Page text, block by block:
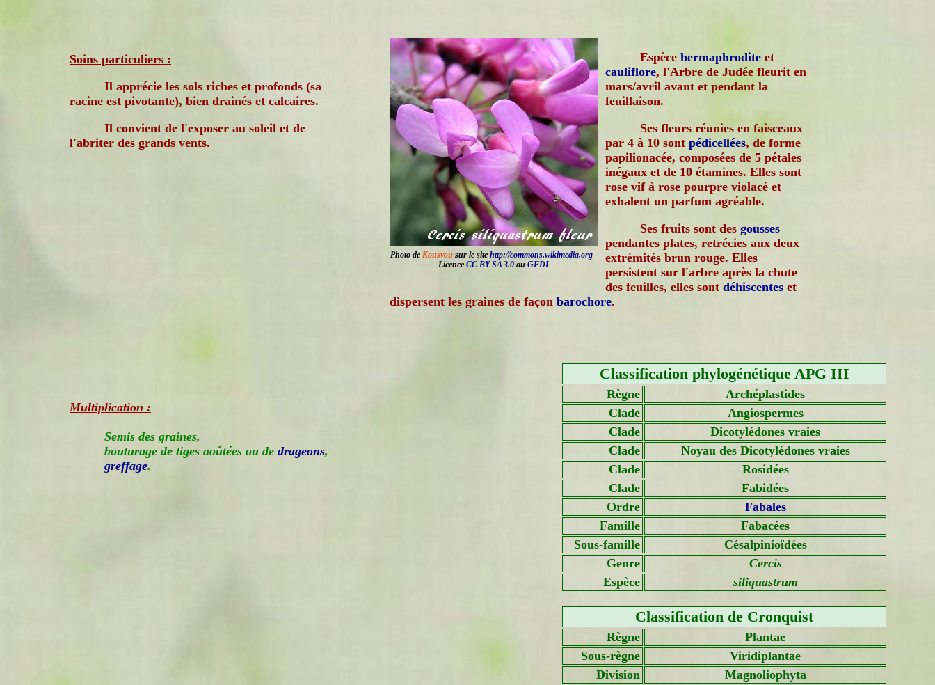
Soins particuliers :
Il apprécie les sols riches et profonds (sa
racine est pivotante), bien drainés et calcaires.
Il convient de l'exposer au soleil et de
l'abriter des grands vents.
Photo de Kousvou sur le site http://commons.wikimedia.org -
Licence CC BY-SA 3.0ou GFDL
Espèce hermaphrodite et
cauliflore, l'Arbre de Judée fleurit en
mars/avril avant et pendant la
feuillaison.
Ses fleurs réunies en faisceaux
par 4 à 10 sont pédicellées, de forme
papilionacée, composées de 5 pétales
inégaux et de 10 étamines. Elles sont
rose vif à rose pourpre violacé et
exhalent un parfum agréable.
Ses fruits sont des gousses
pendantes plates, retrécies aux deux
extrémités brun rouge. Elles
persistent sur l'arbre après la chute
des feuilles, elles sont déhiscentes et
dispersent les graines de façon barochore.
Multiplication :
Semis des graines,
bouturage de tiges aoûtées ou de drageons,
greffage.
Classification phylogénétique APG III
Règne
Archéplastides
Clade
Angiospermes
Clade
Dicotylédones vraies
Clade
Noyau des Dicotylédones vraies
Clade
Rosidées
Clade
Fabidées
Ordre
Fabales
Famille
Fabacées
Sous-famille
Césalpinioïdées
Genre
Cercis
Espèce
siliquastrum
Classification de Cronquist
Règne
Plantae
Sous-règne
Viridiplantae
Division
Magnoliophyta